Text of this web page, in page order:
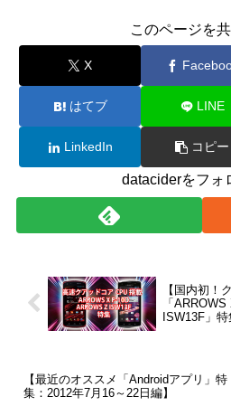
このページを
X
はてブ LINE
LinkedIn コピー
dataciderをフォ
【国内初！
「
ISW13F」特
【最近のオススメ「Androidアプリ」特
集：2012年7月16～22日編】